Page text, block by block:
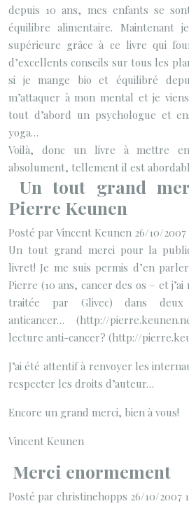
depuis 10 ans, mes enfants se
équilibre alimentaire. Maintenant
supérieure grâce à ce livre qui
d’excellents conseils sur tous les
si je mange bio et équilibré
m’attaquer à mon mental et je
tout d’abord un psychologue et
yoga…
Voilà, donc un livre à mettre
absolument, tellement il est
Un tout grand
Pierre Keunen
Posté par Vincent Keunen 26/10/2007
Un tout grand merci pour la
livret! Je me suis permis d’en
Pierre (10 ans, cancer des os – et
traitée par Glivec) dans deux
anticancer… (http://
lecture anti-cancer? (http://
J’ai été attentif à renvoyer les
respecter les droits d’auteur…
Encore un grand merci, bien à vous!
Vincent Keunen
Merci enormement
Posté par christinehopps 26/10/2007